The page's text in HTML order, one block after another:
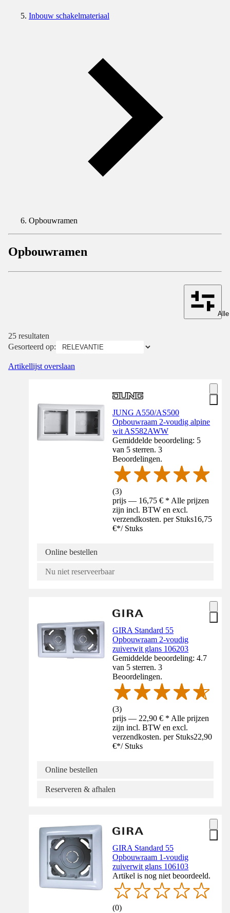
Inbouw schakelmateriaal
Opbouwramen
Opbouwramen
25 resultaten
Gesorteerd op:
Artikellijst overslaan
JUNG A550/AS500
Opbouwraam 2-voudig alpine
wit AS582AWW
Gemiddelde beoordeling: 5
van 5 sterren. 3
Beoordelingen.
(3)
prijs — 16,75 € * Alle prijzen
zijn incl. BTW en excl.
verzendkosten. per Stuks16,75
€*/ Stuks
Online bestellen
Nu niet reserveerbaar
GIRA Standard 55
Opbouwraam 2-voudig
zuiverwit glans 106203
Gemiddelde beoordeling: 4.7
van 5 sterren. 3
Beoordelingen.
(3)
prijs — 22,90 € * Alle prijzen
zijn incl. BTW en excl.
verzendkosten. per Stuks22,90
€*/ Stuks
Online bestellen
Reserveren & afhalen
GIRA Standard 55
Opbouwraam 1-voudig
zuiverwit glans 106103
Artikel is nog niet beoordeeld.
(0)